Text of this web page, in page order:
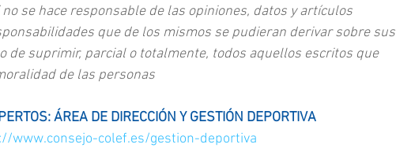
no se hace responsable de las opiniones, datos y artículos
que de los mismos se pudieran derivar sobre sus
de suprimir, parcial o totalmente, todos aquellos escritos que
de las personas
ÁREA DE DIRECCIÓN Y GESTIÓN DEPORTIVA
www.consejo-colef.es/gestion-deportiva